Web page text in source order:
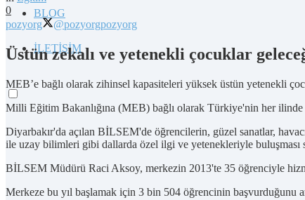
BLOG
İLETİŞİM
0
pozyorg
@pozyorgpozyorg
Üstün zekalı ve yetenekli çocuklar
MEB’e bağlı olarak zihinsel kapasiteleri yüksek üstün yetenekli
Milli Eğitim Bakanlığına (MEB) bağlı olarak Türkiye'nin her
Diyarbakır'da açılan BİLSEM'de öğrencilerin, güzel sanatlar,
ile uzay bilimleri gibi dallarda özel ilgi ve yetenekleriyle buluşması
BİLSEM Müdürü Raci Aksoy, merkezin 2013'te 35 öğrenciyle
Merkeze bu yıl başlamak için 3 bin 504 öğrencinin başvurduğunu